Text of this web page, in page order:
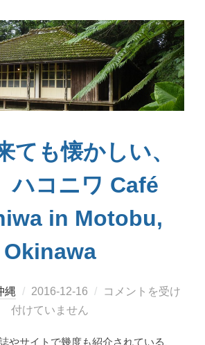
ても懐かしい、
コニワ Café
in Motobu,
Okinawa
縄
投
稿
2016-12-16
コメントを受け
付けていません
やサイトで幾度も紹介されている、